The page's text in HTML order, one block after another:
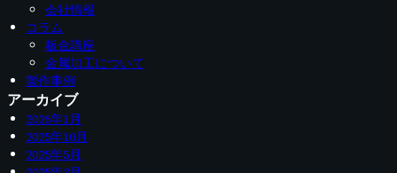
会社情報
コラム
板金講座
金属加工について
製作事例
アーカイブ
2026年1月
2025年10月
2025年5月